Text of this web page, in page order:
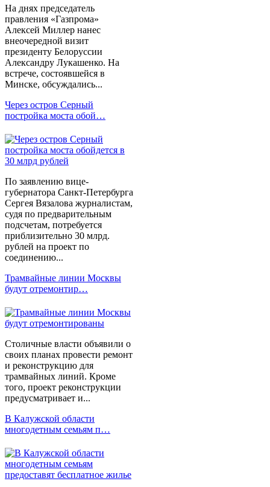
На днях председатель
правления «Газпрома»
Алексей Миллер нанес
внеочередной визит
президенту Белоруссии
Александру Лукашенко. На
встрече, состоявшейся в
Минске, обсуждались...
Через остров Серный
постройка моста обой…
По заявлению вице-
губернатора Санкт-Петербурга
Сергея Вязалова журналистам,
судя по предварительным
подсчетам, потребуется
приблизительно 30 млрд.
рублей на проект по
соединению...
Трамвайные линии Москвы
будут отремонтир…
Столичные власти объявили о
своих планах провести ремонт
и реконструкцию для
трамвайных линий. Кроме
того, проект реконструкции
предусматривает и...
В Калужской области
многодетным семьям п…